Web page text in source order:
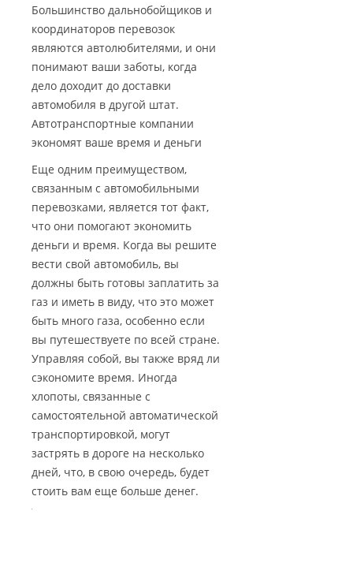
Большинство дальнобойщиков и
координаторов перевозок
являются автолюбителями, и они
понимают ваши заботы, когда
дело доходит до доставки
автомобиля в другой штат.
Автотранспортные компании
экономят ваше время и деньги
Еще одним преимуществом,
связанным с автомобильными
перевозками, является тот факт,
что они помогают экономить
деньги и время. Когда вы решите
вести свой автомобиль, вы
должны быть готовы заплатить за
газ и иметь в виду, что это может
быть много газа, особенно если
вы путешествуете по всей стране.
Управляя собой, вы также вряд ли
сэкономите время. Иногда
хлопоты, связанные с
самостоятельной автоматической
транспортировкой, могут
застрять в дороге на несколько
дней, что, в свою очередь, будет
стоить вам еще больше денег.